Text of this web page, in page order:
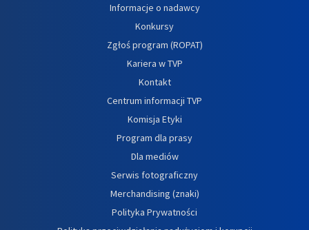
Informacje o nadawcy
Konkursy
Zgłoś program (ROPAT)
Kariera w TVP
Kontakt
Centrum informacji TVP
Komisja Etyki
Program dla prasy
Dla mediów
Serwis fotograficzny
Merchandising (znaki)
Polityka Prywatności